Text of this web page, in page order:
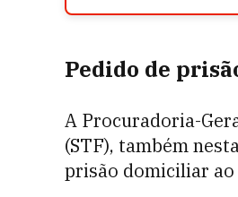
Pedido de
A Procuradoria-
(STF), também
prisão domiciliar ao